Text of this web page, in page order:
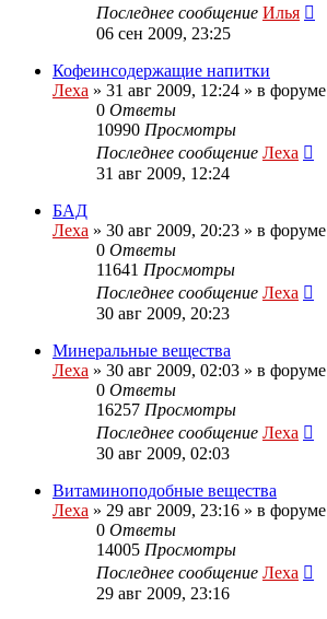
Последнее сообщение Илья
06 сен 2009, 23:25
Кофеинсодержащие напитки
Леха » 31 авг 2009, 12:24 » в форуме
0 Ответы
10990 Просмотры
Последнее сообщение Леха
31 авг 2009, 12:24
БАД
Леха » 30 авг 2009, 20:23 » в форуме
0 Ответы
11641 Просмотры
Последнее сообщение Леха
30 авг 2009, 20:23
Минеральные вещества
Леха » 30 авг 2009, 02:03 » в форуме
0 Ответы
16257 Просмотры
Последнее сообщение Леха
30 авг 2009, 02:03
Витаминоподобные вещества
Леха » 29 авг 2009, 23:16 » в форуме
0 Ответы
14005 Просмотры
Последнее сообщение Леха
29 авг 2009, 23:16